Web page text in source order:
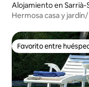
Alojamiento en Sarrià-
Hermosa casa y
Favorito entre
Favorito entre